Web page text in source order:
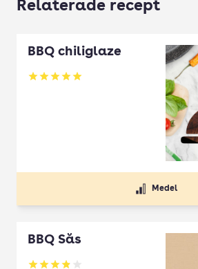
Relaterade recept
BBQ chiliglaze
Betyg: 5 av 5
Medel
BBQ Sås